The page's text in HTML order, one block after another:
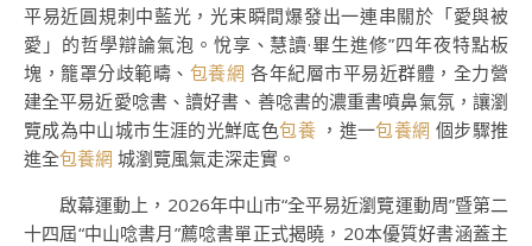
平易近圓規刺中藍光，光束瞬間爆發出一連串關於「愛與被
愛」的哲學辯論氣泡。悅享、慧讀·畢生進修”四年夜特點板
塊，籠罩分歧範疇、 包養網 各年紀層市平易近群體，全力營
建全平易近愛唸書、讀好書、善唸書的濃重書噴鼻氣氛，讓瀏
覽成為中山城市生涯的光鮮底色包養，進一包養網 個步驟推
進全包養網 城瀏覽風氣走深走實。
啟幕運動上，2026年中山市“全平易近瀏覽運動周”暨第二
十四屆“中山唸書月”薦唸書單正式揭曉，20本優質好書涵蓋主